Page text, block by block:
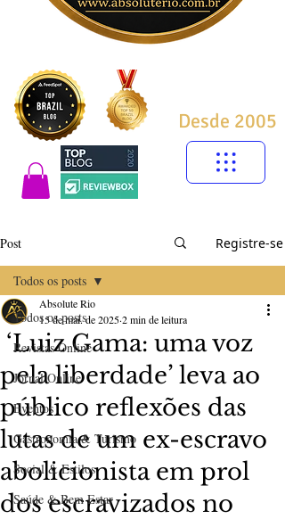
Desde 2005
Post Registre-se
Todos os posts
Revistas Online
Jornal Online
Eventos
Gastronomia & Turismo
Social & Estilos
Saúde & Bem Estar
Todos os posts
‘Luiz Gama: uma voz
pela liberdade’ leva ao
público reflexões das
lutas de um ex-escravo
abolicionista em prol
dos escravizados no
Absolute Rio
15 de mai. de 20252 min de leitura